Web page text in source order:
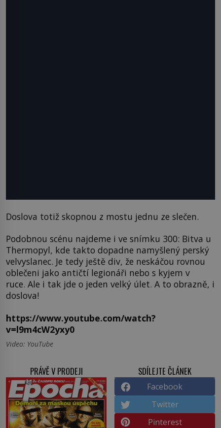
Doslova totiž skopnou z mostu jednu ze slečen.
Podobnou scénu najdeme i ve snímku 300: Bitva u
Thermopyl, kde takto dopadne namyšlený perský
velvyslanec. Je tedy ještě div, že neskáčou rovnou
oblečeni jako antičtí legionáři nebo s kyjem v
ruce. Ale i tak jde o jeden velký úlet. A to obrazně, i
doslova!
https://www.youtube.com/watch?
v=l9m4cW2yxy0
Video: YouTube
PRÁVĚ V PRODEJI SDÍLEJTE ČLÁNEK
Facebook
Twitter
Pinterest